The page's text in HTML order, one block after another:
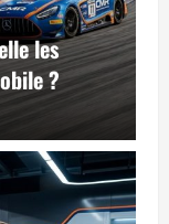
les
?